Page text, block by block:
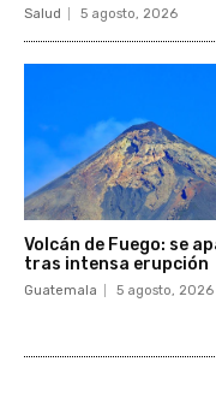
Salud 5 agosto, 2026
Volcán de Fuego: se
tras intensa erupción
Guatemala 5 agosto, 2026